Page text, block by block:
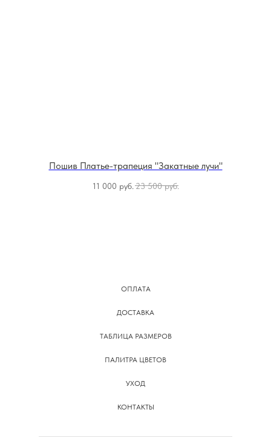
Пошив Платье-трапеция "Закатные лучи"
11 000 руб. 23 500 руб.
ОПЛАТА
ДОСТАВКА
ТАБЛИЦА РАЗМЕРОВ
ПАЛИТРА ЦВЕТОВ
УХОД
КОНТАКТЫ